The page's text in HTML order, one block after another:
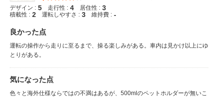
デザイン : 5 走行性 : 4 居住性 : 3
積載性 : 2 運転しやすさ : 3 維持費 : -
良かった点
運転の操作から走りに至るまで、操る楽しみがある。車内は見かけ以上にゆ
とりがある。
気になった点
色々と海外仕様ならではの不満はあるが、500mlのペットホルダーが無いこ